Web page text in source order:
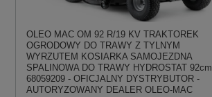
OLEO MAC OM 92 R/19 KV TRAKTOREK
OGRODOWY DO TRAWY Z TYLNYM
WYRZUTEM KOSIARKA SAMOJEZDNA
SPALINOWA DO TRAWY HYDROSTAT 92cm
68059209 - OFICJALNY DYSTRYBUTOR -
AUTORYZOWANY DEALER OLEO-MAC